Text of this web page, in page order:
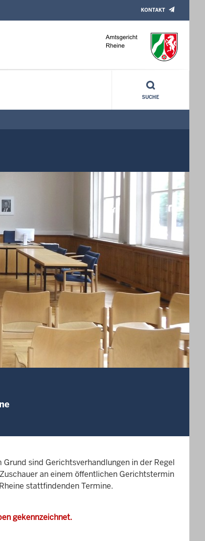
KONTAKT
SUCHE
sind Gerichtsverhandlungen in der Regel
an einem öffentlichen Gerichtstermin
stattfindenden Termine.
gekennzeichnet.